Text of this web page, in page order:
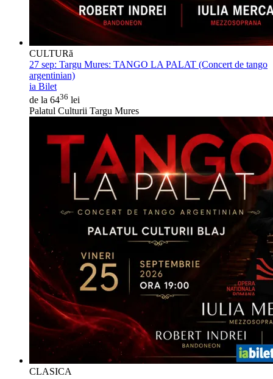
CULTURă
27 sep: Targu Mures: TANGO LA PALAT (Concert de tango
argentinian)
ia Bilet
de la 6436 lei
Palatul Culturii Targu Mures
CLASICA